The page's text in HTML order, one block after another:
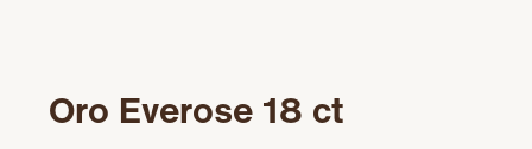
Oro Everose 18 ct